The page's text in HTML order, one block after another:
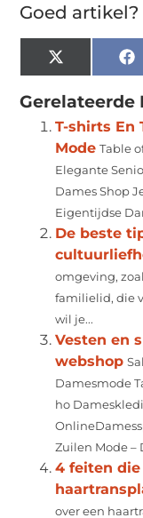
Goed
X
(Twitter)
Gerelateerde
T-shirts En
Mode Table
Elegante
Dames Shop
Eigentijdse
De beste
omgeving,
familielid, die
wil je...
Vesten en
webshop
Damesmode
ho
Zuilen Mode –
4 feiten
over een